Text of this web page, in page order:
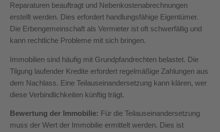
Reparaturen beauftragt und Nebenkostenabrechnungen
erstellt werden. Dies erfordert handlungsfähige Eigentümer.
Die Erbengemeinschaft als Vermieter ist oft schwerfällig und
kann rechtliche Probleme mit sich bringen.
Immobilien sind häufig mit Grundpfandrechten belastet. Die
Tilgung laufender Kredite erfordert regelmäßige Zahlungen aus
dem Nachlass. Eine Teilauseinandersetzung kann klären, wer
diese Verbindlichkeiten künftig trägt.
Bewertung der Immobilie: Für die Teilauseinandersetzung
muss der Wert der Immobilie ermittelt werden. Dies ist